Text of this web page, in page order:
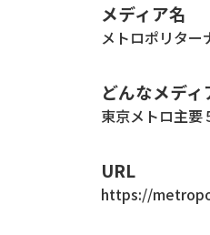
メディア名
メトロポリター
どんなメディ
東京メトロ主要
URL
https://